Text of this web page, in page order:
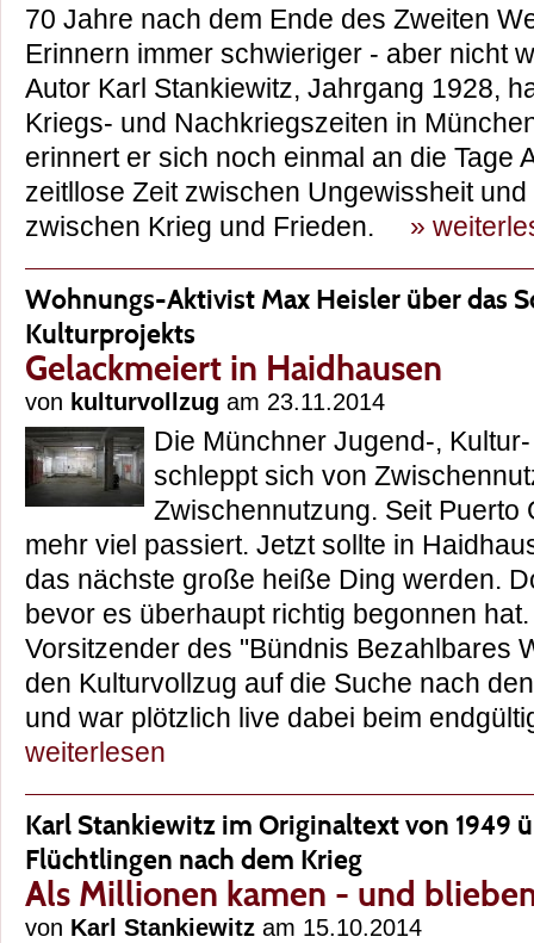
70 Jahre nach dem Ende des Zweiten
Erinnern immer schwieriger - aber nicht
Autor Karl Stankiewitz, Jahrgang 1928,
Kriegs- und Nachkriegszeiten in
erinnert er sich noch einmal an die Tage
zeitllose Zeit zwischen Ungewissheit
zwischen Krieg und Frieden. »
Wohnungs-Aktivist Max Heisler über das
Kulturprojekts
Gelackmeiert in Haidhausen
von kulturvollzug am 23.11.2014
Die Münchner Jugend-,
schleppt sich von
Zwischennutzung. Seit Puerto
mehr viel passiert. Jetzt sollte in
das nächste große heiße Ding werden.
bevor es überhaupt richtig begonnen
Vorsitzender des "Bündnis Bezahlbares
den Kulturvollzug auf die Suche nach
und war plötzlich live dabei beim
weiterlesen
Karl Stankiewitz im Originaltext von 1949
Flüchtlingen nach dem Krieg
Als Millionen kamen - und
von Karl Stankiewitz am 15.10.2014